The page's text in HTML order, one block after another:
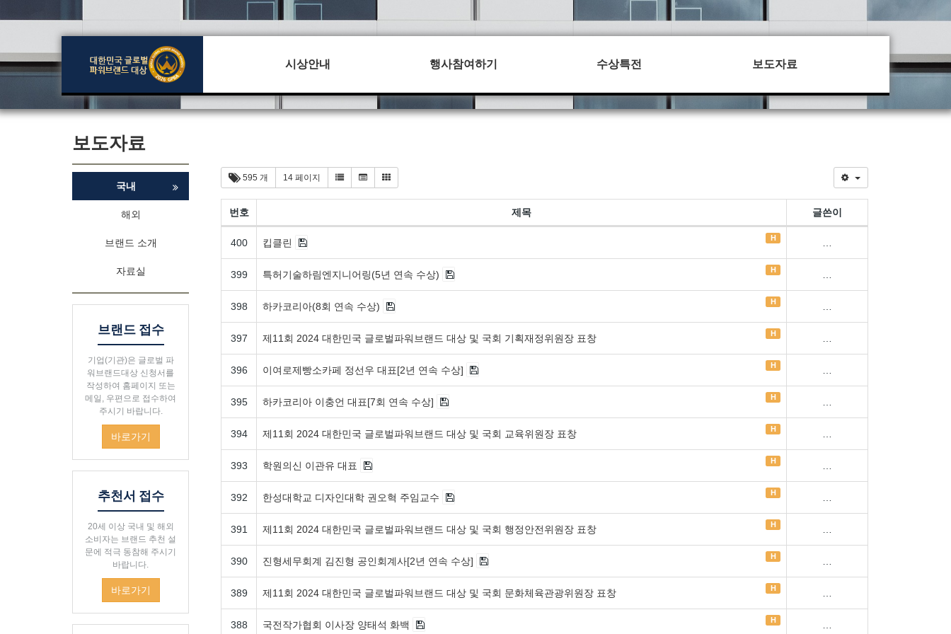
시상안내 행사참여하기 수상특전 보도자료
보도자료
국내
해외
브랜드 소개
자료실
브랜드 접수
기업(기관)은 글로벌 파
워브랜드대상 신청서를
작성하여 홈페이지 또는
메일, 우편으로 접수하여
주시기 바랍니다.
바로가기
추천서 접수
20세 이상 국내 및 해외
소비자는 브랜드 추천 설
문에 적극 동참해 주시기
바랍니다.
바로가기
595 개 14 페이지
번호 제목 글쓴이
400 킵클린 H
399 특허기술하림엔지니어링(5년 연속 수상) H
398 하카코리아(8회 연속 수상) H
397 제11회 2024 대한민국 글로벌파워브랜드 대상 및 국회 기획재정위원장 표창 H
396 이여로제빵소카페 정선우 대표[2년 연속 수상] H
395 하카코리아 이충언 대표[7회 연속 수상] H
394 제11회 2024 대한민국 글로벌파워브랜드 대상 및 국회 교육위원장 표창 H
393 학원의신 이관유 대표 H
392 한성대학교 디자인대학 권오혁 주임교수 H
391 제11회 2024 대한민국 글로벌파워브랜드 대상 및 국회 행정안전위원장 표창 H
390 진형세무회계 김진형 공인회계사[2년 연속 수상] H
389 제11회 2024 대한민국 글로벌파워브랜드 대상 및 국회 문화체육관광위원장 표창 H
388 국전작가협회 이사장 양태석 화백 H